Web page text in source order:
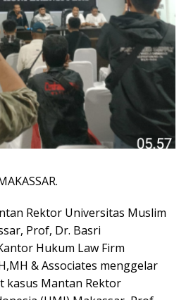
Rektor Universitas Muslim
Prof, Dr. Basri
Hukum Law Firm
& Associates menggelar
kasus Mantan Rektor